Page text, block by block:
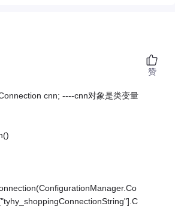
cnn; ----cnn对象是类变量
赞